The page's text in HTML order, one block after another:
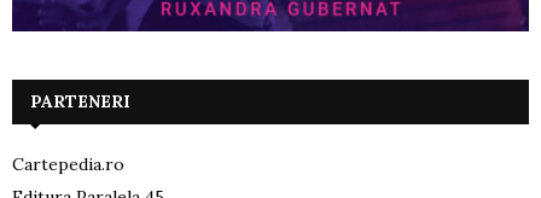
PARTENERI
Cartepedia.ro